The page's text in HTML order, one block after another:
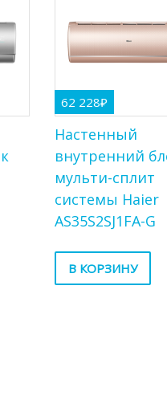
62 228₽
Настенный
внутренний
мульти-сплит
системы Haier
AS35S2SJ1FA-G
В КОРЗИНУ